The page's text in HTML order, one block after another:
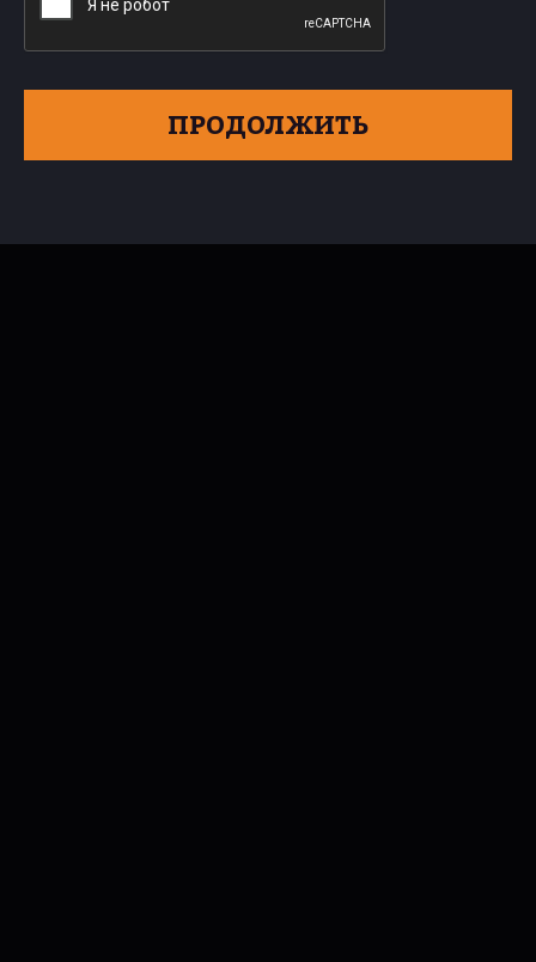
ПРОДОЛЖИТЬ